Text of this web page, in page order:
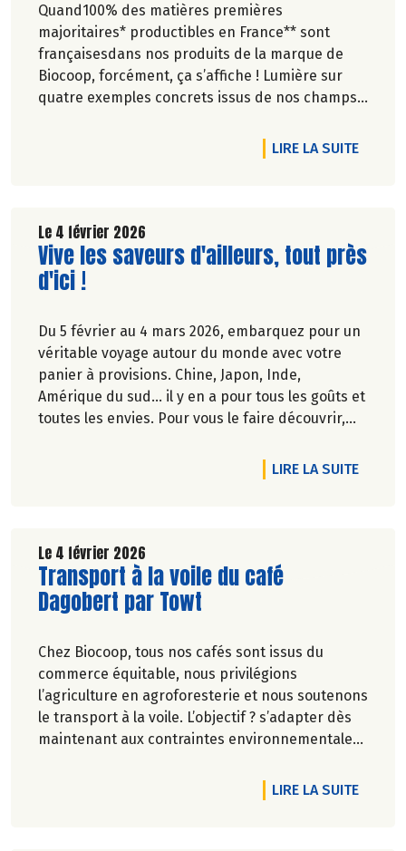
Quand100% des matières premières
majoritaires* productibles en France** sont
françaisesdans nos produits de la marque de
Biocoop, forcément, ça s’affiche ! Lumière sur
quatre exemples concrets issus de nos champs
transformateur.rice.s français.e.s . LIRE LA SUITEDE
Le 4 février 2026
Lire la suite de l'article
Vive les saveurs d'ailleurs, tout près
d'ici !
Du 5 février au 4 mars 2026, embarquez pour un
véritable voyage autour du monde avec votre
panier à provisions. Chine, Japon, Inde,
Amérique du sud… il y en a pour tous les goûts et
toutes les envies. Pour vous le faire découvrir,
réduction sur une sélection de produits aux
LIRE LA SUITEDE
Le 4 février 2026
Lire la suite de l'article
Transport à la voile du café
Dagobert par Towt
Chez Biocoop, tous nos cafés sont issus du
commerce équitable, nous privilégions
l’agriculture en agroforesterie et nous soutenons
le transport à la voile. L’objectif ? s’adapter dès
maintenant aux contraintes environnementales
LIRE LA SUITEDE